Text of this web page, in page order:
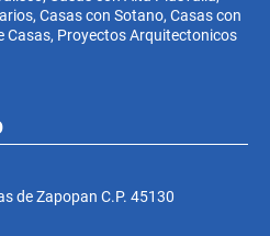
Casas con Sotano, Casas con
Casas, Proyectos Arquitectonicos
de Zapopan C.P. 45130